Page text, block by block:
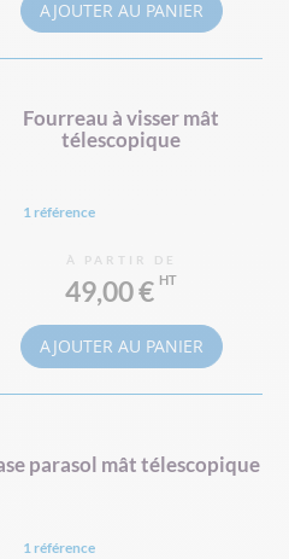
AJOUTER AU PANIER
Fourreau à visser mât
télescopique
1 référence
À PARTIR DE
49,00 €
AJOUTER AU PANIER
parasol mât télescopique
1 référence